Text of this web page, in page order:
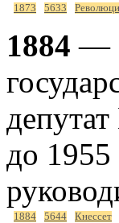
1873 5633
1884 —
до 1955
1884 5644 Кнессет